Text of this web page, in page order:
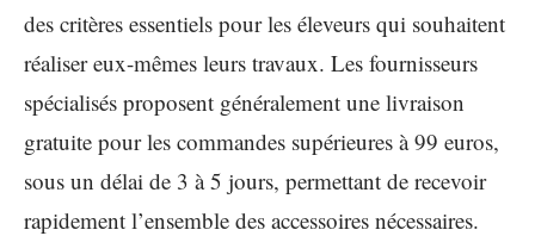
des critères essentiels pour les éleveurs qui souhaitent
réaliser eux-mêmes leurs travaux. Les fournisseurs
spécialisés proposent généralement une livraison
gratuite pour les commandes supérieures à 99 euros,
sous un délai de 3 à 5 jours, permettant de recevoir
rapidement l’ensemble des accessoires nécessaires.